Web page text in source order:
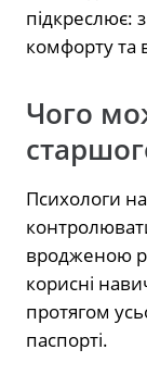
підкреслює:
комфорту та
Чого
Психологи
вродженою
корисні
протягом
паспорті.